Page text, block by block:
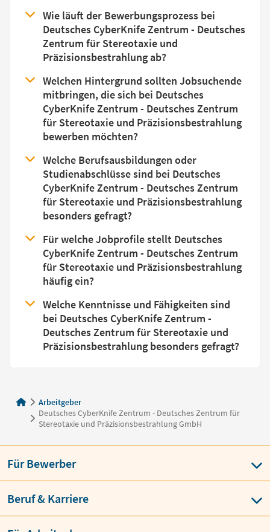
Wie läuft der Bewerbungsprozess bei
Deutsches CyberKnife Zentrum - Deutsches
Zentrum für Stereotaxie und
Präzisionsbestrahlung ab?
Welchen Hintergrund sollten Jobsuchende
mitbringen, die sich bei Deutsches
CyberKnife Zentrum - Deutsches Zentrum
für Stereotaxie und Präzisionsbestrahlung
bewerben möchten?
Welche Berufsausbildungen oder
Studienabschlüsse sind bei Deutsches
CyberKnife Zentrum - Deutsches Zentrum
für Stereotaxie und Präzisionsbestrahlung
besonders gefragt?
Für welche Jobprofile stellt Deutsches
CyberKnife Zentrum - Deutsches Zentrum
für Stereotaxie und Präzisionsbestrahlung
häufig ein?
Welche Kenntnisse und Fähigkeiten sind
bei Deutsches CyberKnife Zentrum -
Deutsches Zentrum für Stereotaxie und
Präzisionsbestrahlung besonders gefragt?
Arbeitgeber
Deutsches CyberKnife Zentrum - Deutsches Zentrum für
Stereotaxie und Präzisionsbestrahlung GmbH
Für Bewerber
Beruf & Karriere